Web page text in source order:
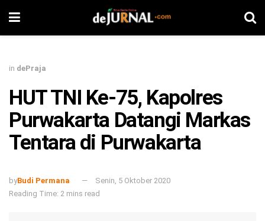
in dePraja
HUT TNI Ke-75, Kapolres
Purwakarta Datangi Markas
Tentara di Purwakarta
byBudi Permana
Senin, 5 Oktober 2020
Reading Time: 2 mins read